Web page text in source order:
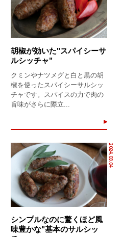
胡椒が効いた"スパイシーサ
ルシッチャ"
クミンやナツメグと白と黒の胡
椒を使ったスパイシーサルシッ
チャです。スパイスの力で肉の
旨味がさらに際立...
2024.03.04
シンプルなのに驚くほど風
味豊かな"基本のサルシッ